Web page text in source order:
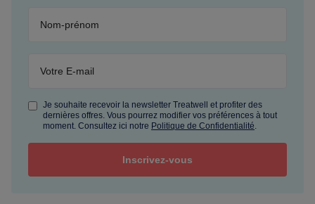
Je souhaite recevoir la newsletter Treatwell et profiter des
dernières offres. Vous pourrez modifier vos préférences à tout
moment. Consultez ici notre Politique de Confidentialité.